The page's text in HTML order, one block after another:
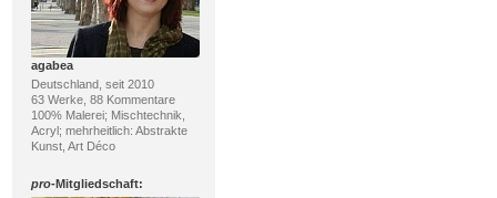
agabea
Deutschland, seit 2010
63 Werke, 88 Kommentare
100% Malerei; Mischtechnik,
Acryl; mehrheitlich: Abstrakte
Kunst, Art Déco
pro-Mitgliedschaft: